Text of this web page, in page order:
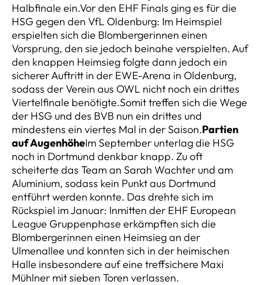
Halbfinale ein.Vor den EHF Finals ging es für die
HSG gegen den VfL Oldenburg: Im Heimspiel
erspielten sich die Blombergerinnen einen
Vorsprung, den sie jedoch beinahe verspielten. Auf
den knappen Heimsieg folgte dann jedoch ein
sicherer Auftritt in der EWE-Arena in Oldenburg,
sodass der Verein aus OWL nicht noch ein drittes
Viertelfinale benötigte.Somit treffen sich die Wege
der HSG und des BVB nun ein drittes und
mindestens ein viertes Mal in der Saison.Partien
auf AugenhöheIm September unterlag die HSG
noch in Dortmund denkbar knapp. Zu oft
scheiterte das Team an Sarah Wachter und am
Aluminium, sodass kein Punkt aus Dortmund
entführt werden konnte. Das drehte sich im
Rückspiel im Januar: Inmitten der EHF European
League Gruppenphase erkämpften sich die
Blombergerinnen einen Heimsieg an der
Ulmenallee und konnten sich in der heimischen
Halle insbesondere auf eine treffsichere Maxi
Mühlner mit sieben Toren verlassen.